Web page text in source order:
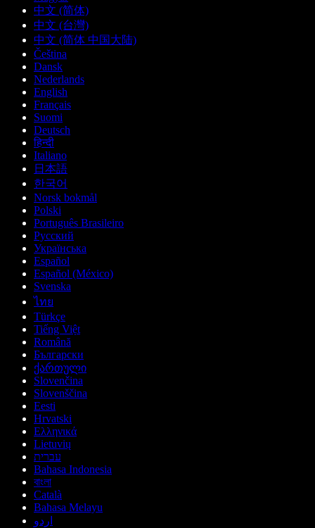
中文 (简体)
中文 (台灣)
中文 (简体 中国大陆)
Čeština
Dansk
Nederlands
English
Français
Suomi
Deutsch
हिन्दी
Italiano
日本語
한국어
Norsk bokmål
Polski
Português Brasileiro
Русский
Українська
Español
Español (México)
Svenska
ไทย
Türkçe
Tiếng Việt
Română
Български
ქართული
Slovenčina
Slovenščina
Eesti
Hrvatski
Ελληνικά
Lietuvių
עברית
Bahasa Indonesia
বাংলা
Català
Bahasa Melayu
اردو